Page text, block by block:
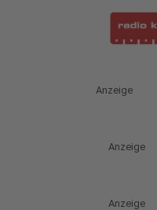
Anzeige
Anzeige
Anzeige